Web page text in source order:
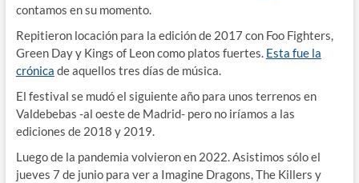
contamos en su momento.
Repitieron locación para la edición de 2017 con Foo Fighters,
Green Day y Kings of Leon como platos fuertes. Esta fue la
crónica de aquellos tres días de música.
El festival se mudó el siguiente año para unos terrenos en
Valdebebas -al oeste de Madrid- pero no iríamos a las
ediciones de 2018 y 2019.
Luego de la pandemia volvieron en 2022. Asistimos sólo el
jueves 7 de junio para ver a Imagine Dragons, The Killers y